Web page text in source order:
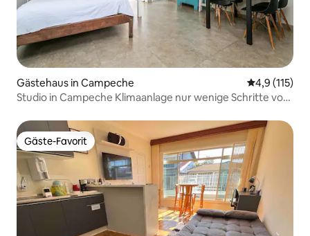
Gästehaus in Campeche
4,9 (115)
Studio in Campeche Klimaanlage nur wenige Schritte vom
Gäste-Favorit
Gäste-Favorit